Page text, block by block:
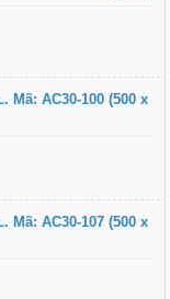
Mã: AC30-100 (500 x
Mã: AC30-107 (500 x